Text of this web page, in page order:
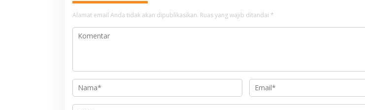
Alamat email Anda tidak akan dipublikasikan. Ruas yang wajib ditandai *